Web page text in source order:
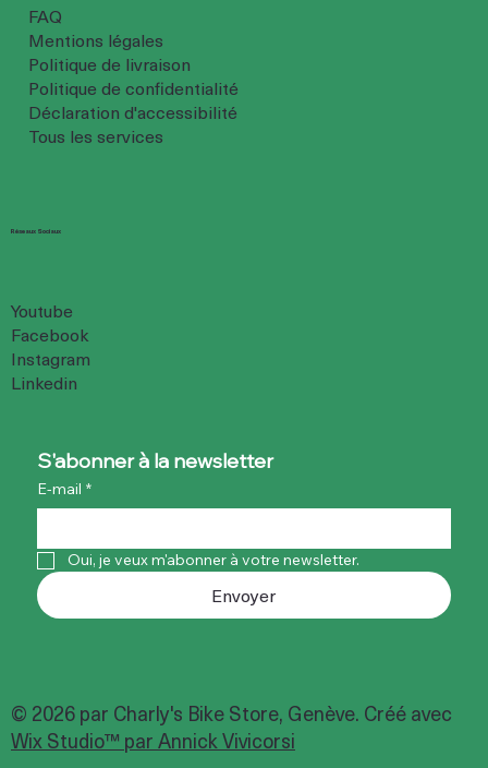
FAQ
Mentions légales
Politique de livraison
Politique de confidentialité
Déclaration d'accessibilité
Tous les services
Youtube
Facebook
Instagram
Linkedin
Réseaux Sociaux
S'abonner à la newsletter
E-mail *
Oui, je veux m'abonner à votre newsletter.
Envoyer
© 2026 par Charly's Bike Store, Genève. Créé avec
Wix Studio™ par Annick Vivicorsi